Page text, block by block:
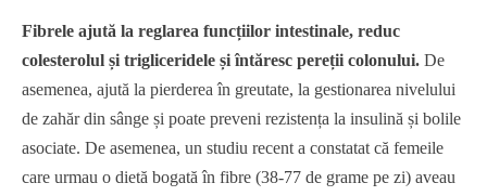
Fibrele ajută la reglarea funcțiilor intestinale, reduc
colesterolul și trigliceridele și întăresc pereții colonului. De
asemenea, ajută la pierderea în greutate, la gestionarea nivelului
de zahăr din sânge și poate preveni rezistența la insulină și bolile
asociate. De asemenea, un studiu recent a constatat că femeile
care urmau o dietă bogată în fibre (38-77 de grame pe zi) aveau